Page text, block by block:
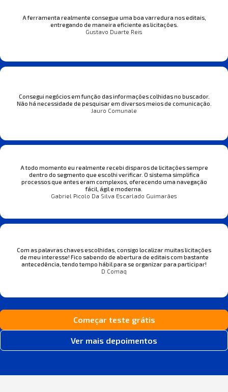
A ferramenta realmente consegue uma boa varredura nos editais,
entregando de maneira eficiente as licitações.
Gustavo Duarte Reis
Consegui negócios em função das informações colhidas no buscador.
Não há necessidade de pesquisar em diversos meios de comunicação.
Jauro Comunale
A todo momento eu realmente recebi disparos de licitações sempre
dentro do segmento que escolhi verificar. O sistema simplifica
processos que antes eram complexos, oferecendo uma navegação
fácil, ágil e moderna.
Gabriel Picolo Da Silva Escarlado Guimarães
Com as palavras chaves escolhidas, consigo localizar muitas licitações
de meu interesse! Fico sabendo de abertura de editais com bastante
antecedência, tendo tempo hábil para se organizar para participar!
D Comaq
Começar teste grátis
Ver mais depoimentos